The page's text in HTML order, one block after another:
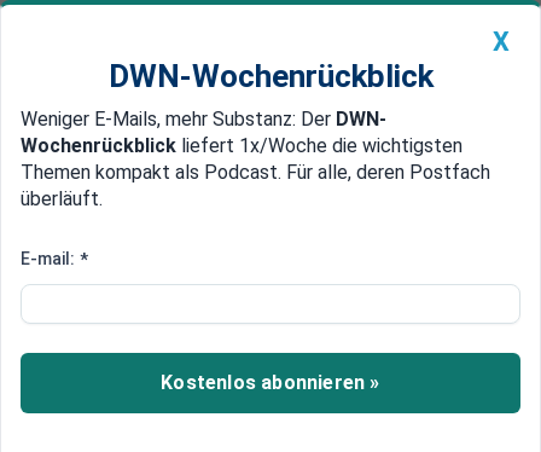
Newsticker MEIN DWN: Geldanlage Premium
Edelmetalle DWN-Magazin China
Die eigenen Bürger vergessen
Merkels Illusion vom globalen
Markt treibt Deutschland in die
Krise
Die Rückkehr der Krisen wird Deutschland
X
DWN-Wochenrückblick
Weniger E-Mails, mehr Substanz: Der DWN-
Wochenrückblick liefert 1x/Woche die wichtigsten
Themen kompakt als Podcast. Für alle, deren Postfach
überläuft.
E-mail: *
Kostenlos abonnieren »